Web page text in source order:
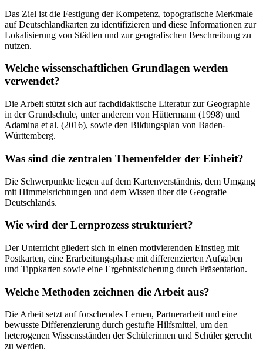
Das Ziel ist die Festigung der Kompetenz, topografische Merkmale
auf Deutschlandkarten zu identifizieren und diese Informationen zur
Lokalisierung von Städten und zur geografischen Beschreibung zu
nutzen.
Welche wissenschaftlichen Grundlagen werden
verwendet?
Die Arbeit stützt sich auf fachdidaktische Literatur zur Geographie
in der Grundschule, unter anderem von Hüttermann (1998) und
Adamina et al. (2016), sowie den Bildungsplan von Baden-
Württemberg.
Was sind die zentralen Themenfelder der Einheit?
Die Schwerpunkte liegen auf dem Kartenverständnis, dem Umgang
mit Himmelsrichtungen und dem Wissen über die Geografie
Deutschlands.
Wie wird der Lernprozess strukturiert?
Der Unterricht gliedert sich in einen motivierenden Einstieg mit
Postkarten, eine Erarbeitungsphase mit differenzierten Aufgaben
und Tippkarten sowie eine Ergebnissicherung durch Präsentation.
Welche Methoden zeichnen die Arbeit aus?
Die Arbeit setzt auf forschendes Lernen, Partnerarbeit und eine
bewusste Differenzierung durch gestufte Hilfsmittel, um den
heterogenen Wissensständen der Schülerinnen und Schüler gerecht
zu werden.